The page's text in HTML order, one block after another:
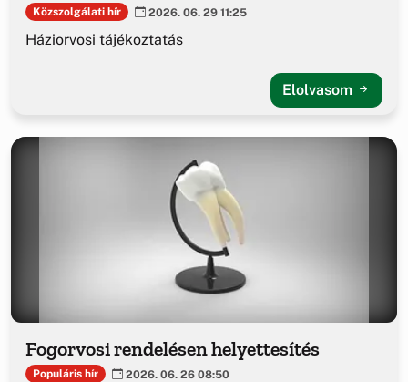
Közszolgálati hír 2026. 06. 29 11:25
Háziorvosi tájékoztatás
Elolvasom
Fogorvosi rendelésen helyettesítés
Populáris hír 2026. 06. 26 08:50